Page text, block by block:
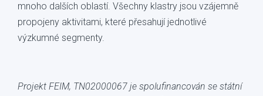
mnoho dalších oblastí. Všechny klastry jsou vzájemně
propojeny aktivitami, které přesahují jednotlivé
výzkumné segmenty.
Projekt FEIM, TN02000067 je spolufinancován se státní